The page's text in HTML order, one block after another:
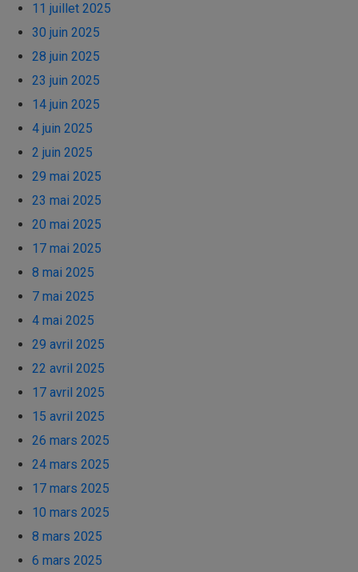
11 juillet 2025
30 juin 2025
28 juin 2025
23 juin 2025
14 juin 2025
4 juin 2025
2 juin 2025
29 mai 2025
23 mai 2025
20 mai 2025
17 mai 2025
8 mai 2025
7 mai 2025
4 mai 2025
29 avril 2025
22 avril 2025
17 avril 2025
15 avril 2025
26 mars 2025
24 mars 2025
17 mars 2025
10 mars 2025
8 mars 2025
6 mars 2025